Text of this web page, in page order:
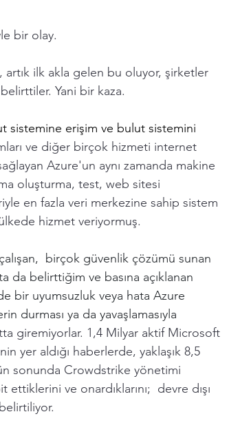
bir olay.
ilk akla gelen bu oluyor, şirketler
Yani bir kaza.
sistemine erişim ve bulut sistemini
ve diğer birçok hizmeti internet
Azure'un aynı zamanda makine
oluşturma, test, web sitesi
en fazla veri merkezine sahip sistem
hizmet veriyormuş.
birçok güvenlik çözümü sunan
da belirttiğim ve basına açıklanan
bir uyumsuzluk veya hata Azure
durması ya da yavaşlamasıyla
giremiyorlar. 1,4 Milyar aktif Microsoft
yer aldığı haberlerde, yaklaşık 8,5
sonunda Crowdstrike yönetimi
ve onardıklarını;  devre dışı